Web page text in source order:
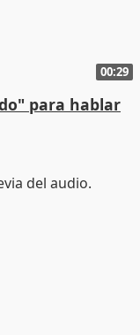
00:29
para hablar